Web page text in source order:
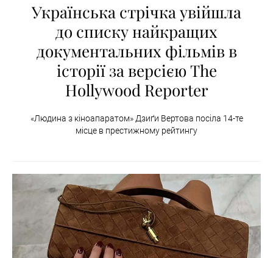
Українська стрічка увійшла
до списку найкращих
документальних фільмів в
історії за версією The
Hollywood Reporter
«Людина з кіноапаратом» Дзиґи Вертова посіла 14-те
місце в престижному рейтингу